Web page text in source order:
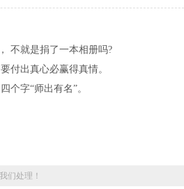
不就是捐了一本相册吗?
付出真心必赢得真情。
个字“师出有名”。
们处理！